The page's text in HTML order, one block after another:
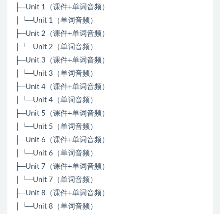
├─Unit 1（课件+单词音频）
│ └─Unit 1（单词音频）
├─Unit 2（课件+单词音频）
│ └─Unit 2（单词音频）
├─Unit 3（课件+单词音频）
│ └─Unit 3（单词音频）
├─Unit 4（课件+单词音频）
│ └─Unit 4（单词音频）
├─Unit 5（课件+单词音频）
│ └─Unit 5（单词音频）
├─Unit 6（课件+单词音频）
│ └─Unit 6（单词音频）
├─Unit 7（课件+单词音频）
│ └─Unit 7（单词音频）
├─Unit 8（课件+单词音频）
│ └─Unit 8（单词音频）